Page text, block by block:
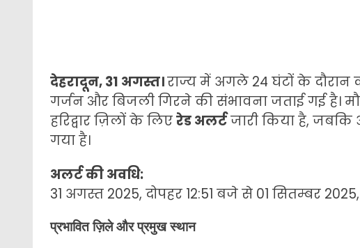
देहरादून, 31 अगस्त।राज्य में अगले 24 घंटों के दौरान
गर्जन और बिजली गिरने की संभावना जताई गई है।
हरिद्वार ज़िलों के लिएरेड अलर्टजारी किया है,
गया है।
अलर्ट की अवधि:
31 अगस्त 2025, दोपहर 12:51 बजे से 01 सितम्बर
प्रभावित ज़िले और प्रमुख स्थान